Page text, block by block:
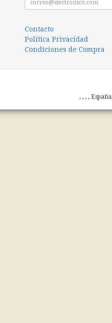
Contacto
Política Privacidad
Condiciones de Compra
, , , ,